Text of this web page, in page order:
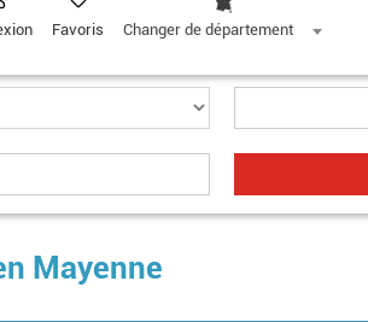
Favoris Changer de département
Mayenne